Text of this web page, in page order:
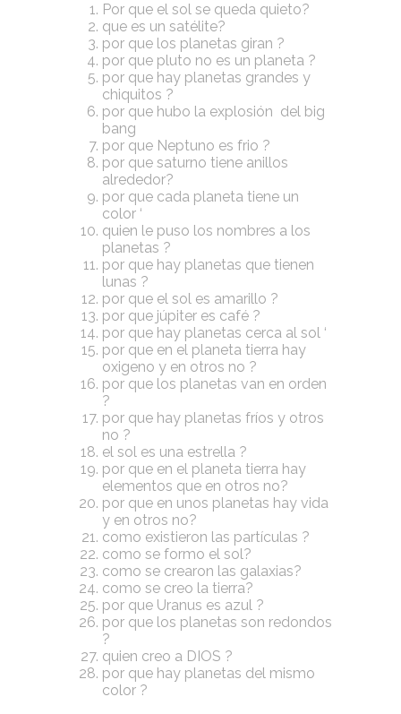
Por que el sol se queda quieto?
que es un satélite?
por que los planetas giran ?
por que pluto no es un planeta ?
por que hay planetas grandes y
chiquitos ?
por que hubo la explosión del big
bang
por que Neptuno es frio ?
por que saturno tiene anillos
alrededor?
por que cada planeta tiene un
color ‘
quien le puso los nombres a los
planetas ?
por que hay planetas que tienen
lunas ?
por que el sol es amarillo ?
por que júpiter es café ?
por que hay planetas cerca al sol ‘
por que en el planeta tierra hay
oxigeno y en otros no ?
por que los planetas van en orden
?
por que hay planetas fríos y otros
no ?
el sol es una estrella ?
por que en el planeta tierra hay
elementos que en otros no?
por que en unos planetas hay vida
y en otros no?
como existieron las partículas ?
como se formo el sol?
como se crearon las galaxias?
como se creo la tierra?
por que Uranus es azul ?
por que los planetas son redondos
?
quien creo a DIOS ?
por que hay planetas del mismo
color ?